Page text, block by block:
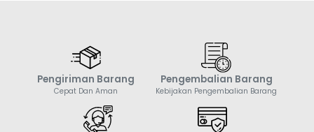
Pengiriman Barang
Cepat Dan Aman
Pengembalian Barang
Kebijakan Pengembalian Barang